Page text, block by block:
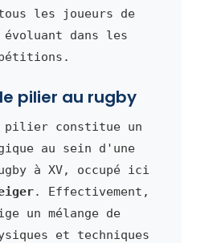
les joueurs de
évoluant dans les
pilier au rugby
pilier constitue un
au sein d'une
à XV, occupé ici
. Effectivement,
un mélange de
et techniques